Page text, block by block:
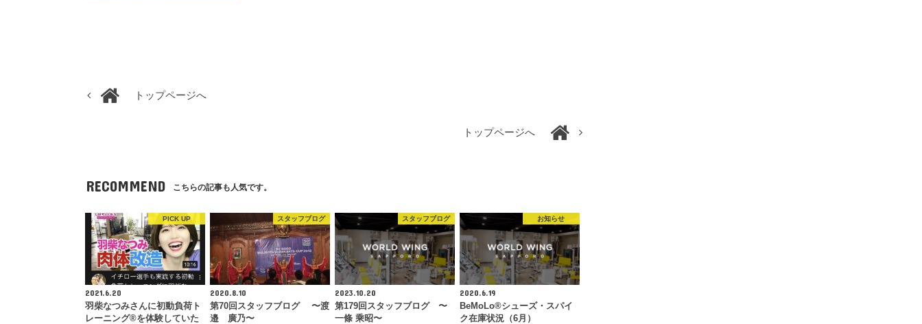
トップページへ
トップページへ
RECOMMEND こちらの記事も人気です。
PICK UP
2021.6.20
羽柴なつみさんに初動負荷ト
レーニング®︎を体験していた
スタッフブログ
2020.8.10
第70回スタッフブログ 〜渡
邉 廣乃〜
スタッフブログ
2023.10.20
第179回スタッフブログ 〜
一條 乘昭〜
お知らせ
2020.6.19
BeMoLo®︎シューズ・スパイ
ク在庫状況（6月）